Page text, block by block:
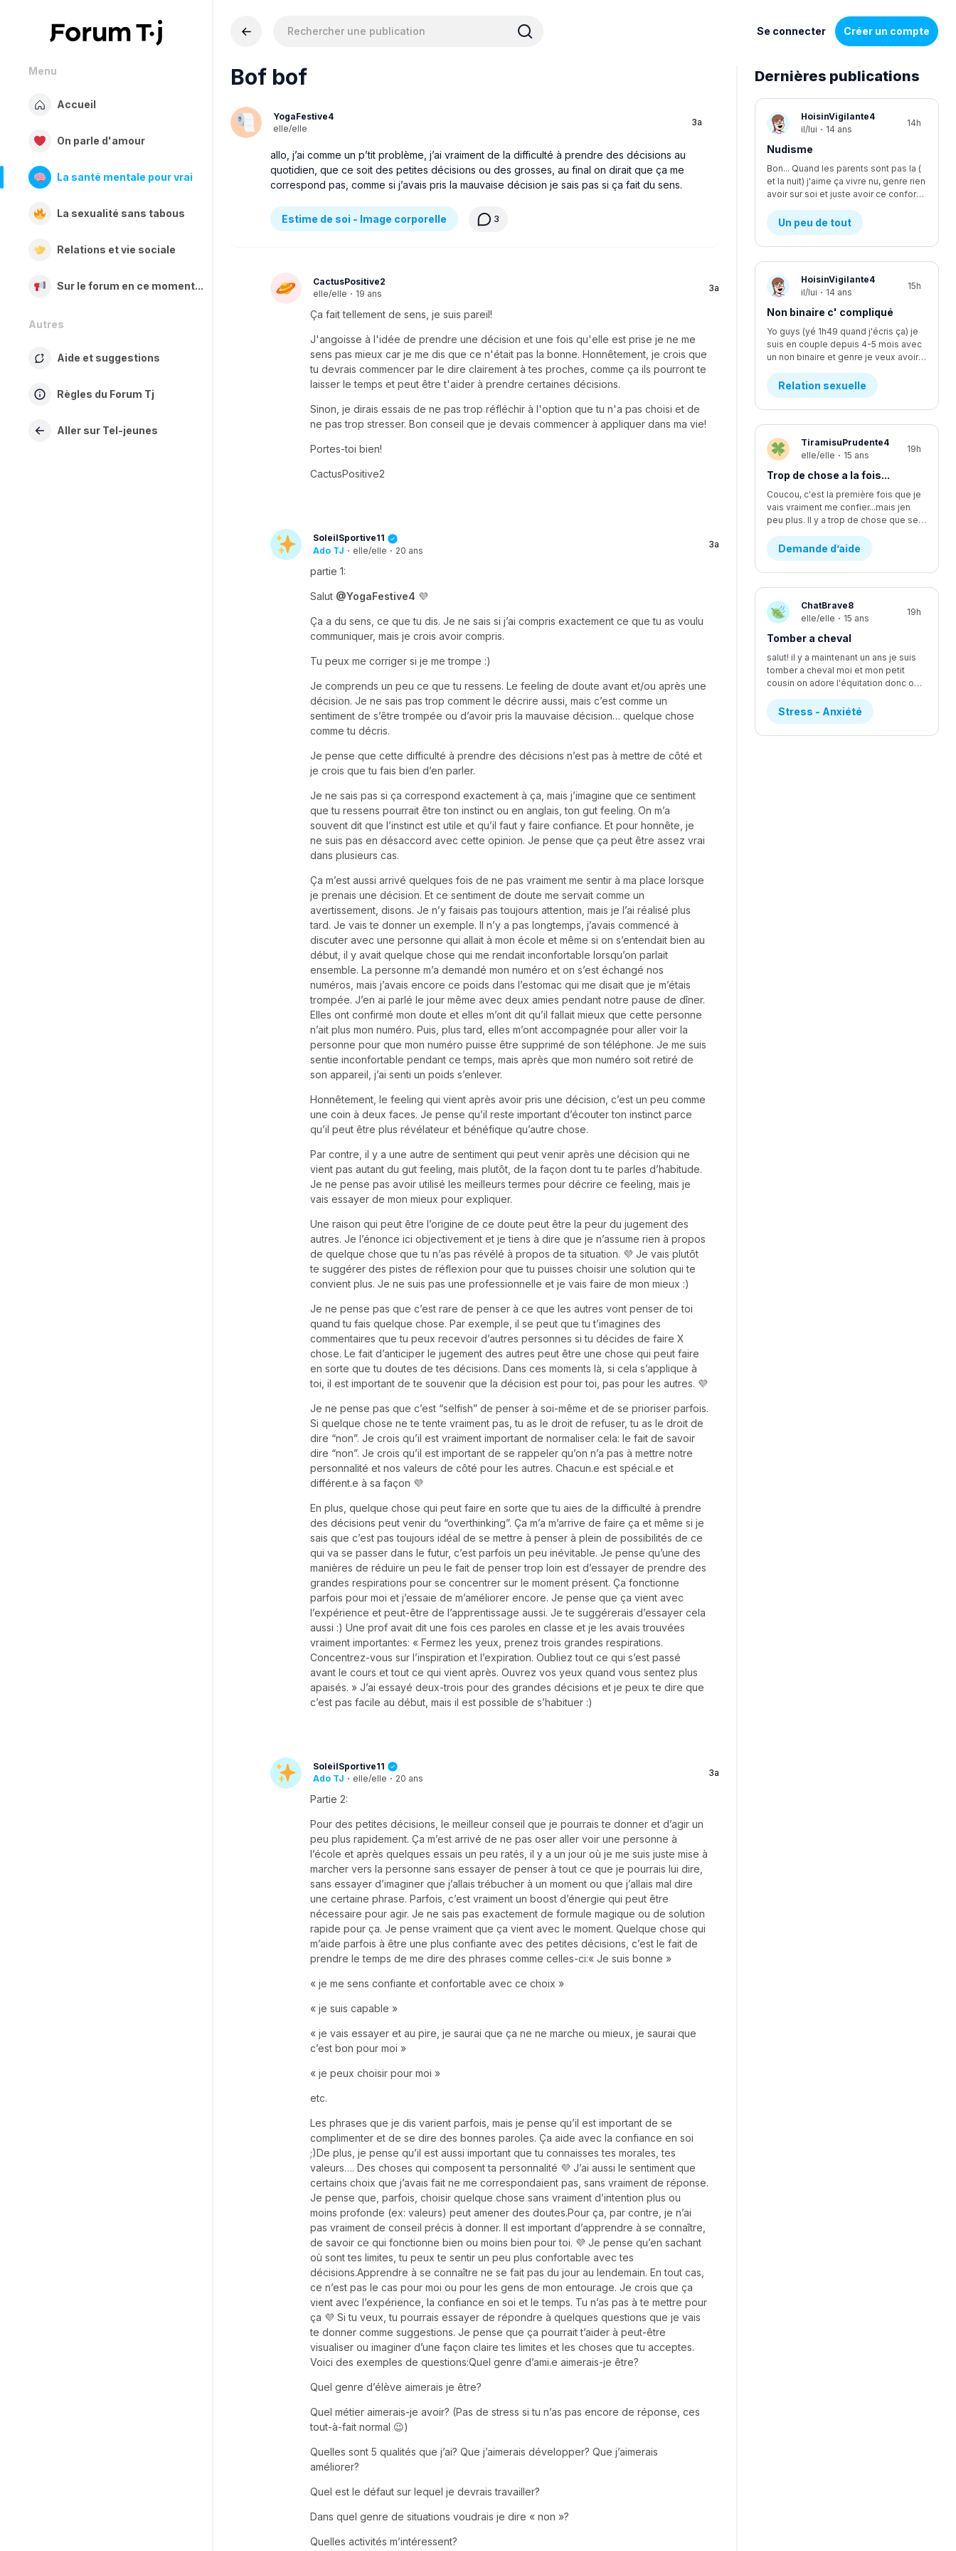
Se connecter Créer un compte
Menu
Accueil
On parle d'amour
La santé mentale pour vrai
La sexualité sans tabous
Relations et vie sociale
Sur le forum en ce moment...
Autres
Aide et suggestions
Règles du Forum Tj
Aller sur Tel-jeunes
Bof bof
YogaFestive4
elle/elle
3a
allo, j’ai comme un p’tit problème, j’ai vraiment de la difficulté à prendre des décisions au
quotidien, que ce soit des petites décisions ou des grosses, au final on dirait que ça me
correspond pas, comme si j’avais pris la mauvaise décision je sais pas si ça fait du sens.
Estime de soi - Image corporelle 3
CactusPositive2
elle/elle · 19 ans
3a
Ça fait tellement de sens, je suis pareil!
J'angoisse à l'idée de prendre une décision et une fois qu'elle est prise je ne me
sens pas mieux car je me dis que ce n'était pas la bonne. Honnêtement, je crois que
tu devrais commencer par le dire clairement à tes proches, comme ça ils pourront te
laisser le temps et peut être t'aider à prendre certaines décisions.
Sinon, je dirais essais de ne pas trop réfléchir à l'option que tu n'a pas choisi et de
ne pas trop stresser. Bon conseil que je devais commencer à appliquer dans ma vie!
Portes-toi bien!
CactusPositive2
SoleilSportive11
Ado TJ · elle/elle · 20 ans
3a
partie 1:
Salut @YogaFestive4 💜
Ça a du sens, ce que tu dis. Je ne sais si j’ai compris exactement ce que tu as voulu
communiquer, mais je crois avoir compris.
Tu peux me corriger si je me trompe :)
Je comprends un peu ce que tu ressens. Le feeling de doute avant et/ou après une
décision. Je ne sais pas trop comment le décrire aussi, mais c’est comme un
sentiment de s’être trompée ou d’avoir pris la mauvaise décision… quelque chose
comme tu décris.
Je pense que cette difficulté à prendre des décisions n’est pas à mettre de côté et
je crois que tu fais bien d’en parler.
Je ne sais pas si ça correspond exactement à ça, mais j’imagine que ce sentiment
que tu ressens pourrait être ton instinct ou en anglais, ton gut feeling. On m’a
souvent dit que l’instinct est utile et qu’il faut y faire confiance. Et pour honnête, je
ne suis pas en désaccord avec cette opinion. Je pense que ça peut être assez vrai
dans plusieurs cas.
Ça m’est aussi arrivé quelques fois de ne pas vraiment me sentir à ma place lorsque
je prenais une décision. Et ce sentiment de doute me servait comme un
avertissement, disons. Je n’y faisais pas toujours attention, mais je l’ai réalisé plus
tard. Je vais te donner un exemple. Il n’y a pas longtemps, j’avais commencé à
discuter avec une personne qui allait à mon école et même si on s’entendait bien au
début, il y avait quelque chose qui me rendait inconfortable lorsqu’on parlait
ensemble. La personne m’a demandé mon numéro et on s’est échangé nos
numéros, mais j’avais encore ce poids dans l’estomac qui me disait que je m’étais
trompée. J’en ai parlé le jour même avec deux amies pendant notre pause de dîner.
Elles ont confirmé mon doute et elles m’ont dit qu’il fallait mieux que cette personne
n’ait plus mon numéro. Puis, plus tard, elles m’ont accompagnée pour aller voir la
personne pour que mon numéro puisse être supprimé de son téléphone. Je me suis
sentie inconfortable pendant ce temps, mais après que mon numéro soit retiré de
son appareil, j’ai senti un poids s’enlever.
Honnêtement, le feeling qui vient après avoir pris une décision, c’est un peu comme
une coin à deux faces. Je pense qu’il reste important d’écouter ton instinct parce
qu’il peut être plus révélateur et bénéfique qu’autre chose.
Par contre, il y a une autre de sentiment qui peut venir après une décision qui ne
vient pas autant du gut feeling, mais plutôt, de la façon dont tu te parles d’habitude.
Je ne pense pas avoir utilisé les meilleurs termes pour décrire ce feeling, mais je
vais essayer de mon mieux pour expliquer.
Une raison qui peut être l’origine de ce doute peut être la peur du jugement des
autres. Je l’énonce ici objectivement et je tiens à dire que je n’assume rien à propos
de quelque chose que tu n’as pas révélé à propos de ta situation. 💜 Je vais plutôt
te suggérer des pistes de réflexion pour que tu puisses choisir une solution qui te
convient plus. Je ne suis pas une professionnelle et je vais faire de mon mieux :)
Je ne pense pas que c’est rare de penser à ce que les autres vont penser de toi
quand tu fais quelque chose. Par exemple, il se peut que tu t’imagines des
commentaires que tu peux recevoir d’autres personnes si tu décides de faire X
chose. Le fait d’anticiper le jugement des autres peut être une chose qui peut faire
en sorte que tu doutes de tes décisions. Dans ces moments là, si cela s’applique à
toi, il est important de te souvenir que la décision est pour toi, pas pour les autres. 💜
Je ne pense pas que c’est “selfish” de penser à soi-même et de se prioriser parfois.
Si quelque chose ne te tente vraiment pas, tu as le droit de refuser, tu as le droit de
dire “non”. Je crois qu’il est vraiment important de normaliser cela: le fait de savoir
dire “non”. Je crois qu’il est important de se rappeler qu’on n’a pas à mettre notre
personnalité et nos valeurs de côté pour les autres. Chacun.e est spécial.e et
différent.e à sa façon 💜
En plus, quelque chose qui peut faire en sorte que tu aies de la difficulté à prendre
des décisions peut venir du “overthinking”. Ça m’a m’arrive de faire ça et même si je
sais que c’est pas toujours idéal de se mettre à penser à plein de possibilités de ce
qui va se passer dans le futur, c’est parfois un peu inévitable. Je pense qu’une des
manières de réduire un peu le fait de penser trop loin est d’essayer de prendre des
grandes respirations pour se concentrer sur le moment présent. Ça fonctionne
parfois pour moi et j’essaie de m’améliorer encore. Je pense que ça vient avec
l’expérience et peut-être de l’apprentissage aussi. Je te suggérerais d’essayer cela
aussi :) Une prof avait dit une fois ces paroles en classe et je les avais trouvées
vraiment importantes: « Fermez les yeux, prenez trois grandes respirations.
Concentrez-vous sur l’inspiration et l’expiration. Oubliez tout ce qui s’est passé
avant le cours et tout ce qui vient après. Ouvrez vos yeux quand vous sentez plus
apaisés. » J’ai essayé deux-trois pour des grandes décisions et je peux te dire que
c’est pas facile au début, mais il est possible de s’habituer :)
SoleilSportive11
Ado TJ · elle/elle · 20 ans
3a
Partie 2:
Pour des petites décisions, le meilleur conseil que je pourrais te donner et d’agir un
peu plus rapidement. Ça m’est arrivé de ne pas oser aller voir une personne à
l’école et après quelques essais un peu ratés, il y a un jour où je me suis juste mise à
marcher vers la personne sans essayer de penser à tout ce que je pourrais lui dire,
sans essayer d’imaginer que j’allais trébucher à un moment ou que j’allais mal dire
une certaine phrase. Parfois, c’est vraiment un boost d’énergie qui peut être
nécessaire pour agir. Je ne sais pas exactement de formule magique ou de solution
rapide pour ça. Je pense vraiment que ça vient avec le moment. Quelque chose qui
m’aide parfois à être une plus confiante avec des petites décisions, c’est le fait de
prendre le temps de me dire des phrases comme celles-ci:« Je suis bonne »
« je me sens confiante et confortable avec ce choix »
« je suis capable »
« je vais essayer et au pire, je saurai que ça ne ne marche ou mieux, je saurai que
c’est bon pour moi »
« je peux choisir pour moi »
etc.
Les phrases que je dis varient parfois, mais je pense qu’il est important de se
complimenter et de se dire des bonnes paroles. Ça aide avec la confiance en soi
;)De plus, je pense qu’il est aussi important que tu connaisses tes morales, tes
valeurs…. Des choses qui composent ta personnalité 💜 J’ai aussi le sentiment que
certains choix que j’avais fait ne me correspondaient pas, sans vraiment de réponse.
Je pense que, parfois, choisir quelque chose sans vraiment d’intention plus ou
moins profonde (ex: valeurs) peut amener des doutes.Pour ça, par contre, je n’ai
pas vraiment de conseil précis à donner. Il est important d’apprendre à se connaître,
de savoir ce qui fonctionne bien ou moins bien pour toi. 💜 Je pense qu’en sachant
où sont tes limites, tu peux te sentir un peu plus confortable avec tes
décisions.Apprendre à se connaître ne se fait pas du jour au lendemain. En tout cas,
ce n’est pas le cas pour moi ou pour les gens de mon entourage. Je crois que ça
vient avec l’expérience, la confiance en soi et le temps. Tu n’as pas à te mettre pour
ça 💜 Si tu veux, tu pourrais essayer de répondre à quelques questions que je vais
te donner comme suggestions. Je pense que ça pourrait t’aider à peut-être
visualiser ou imaginer d’une façon claire tes limites et les choses que tu acceptes.
Voici des exemples de questions:Quel genre d’ami.e aimerais-je être?
Quel genre d’élève aimerais je être?
Quel métier aimerais-je avoir? (Pas de stress si tu n’as pas encore de réponse, ces
tout-à-fait normal 😉)
Quelles sont 5 qualités que j’ai? Que j’aimerais développer? Que j’aimerais
améliorer?
Quel est le défaut sur lequel je devrais travailler?
Dans quel genre de situations voudrais je dire « non »?
Quelles activités m’intéressent?
Dernières publications
Liste
de
discussions
HoisinVigilante4
il/lui · 14 ans
14h
Nudisme
Bon... Quand les parents sont pas la (
et la nuit) j'aime ça vivre nu, genre rien
avoir sur soi et juste avoir ce confort, je suis le seul à être nudiste... Et je fais kwa pour les voisins?
Un peu de tout
HoisinVigilante4
il/lui · 14 ans
15h
Non binaire c' compliqué
Yo guys (yé 1h49 quand j'écris ça) je
suis en couple depuis 4-5 mois avec
un non binaire et genre je veux avoir des relations avec iel mais iel est pas sur d'être prêt, ça fait quelques temps qu'y commence à vouloir faire plus... L'affaire c que je me sens comme si je l'écoutais pas assez mais finalement je suis trop à l'écoute. Moi ça fait longtemps que je veux faire ma première fois avec iel, j'y est déjà pris les seins mais mtn iel veux plus, rendu la jsp kwa faire... J'y dit quoi pour lui demander pk iel veux plus me laisser les toucher?
Relation sexuelle
TiramisuPrudente4
elle/elle · 15 ans
19h
Trop de chose a la fois...
Coucou, c'est la première fois que je
vais vraiment me confier...mais jen
peu plus. Il y a trop de chose que se passe en même temps...en se moment, je suis en procès contre un pédophile... j'étais supposer aller lire une lettre devant la cour il y a deux semaines environ, mais ça été reporter au dans deux mois. Encore. Ça fsit 2 ans que c'est reporter chaque fois. Moi jetais enfin prête a passer par dessus...mais c'est encore loin d'être fini et ça va juste me stresser encore plus. J'ai aussi été victims d'un viol d'un ami proche. Ça aussi sa failli partir en procès et c'était stressant parce que j'avais plein dappel par rapport a sa de pleins de personnes. Ma mère m'explicais pas bien les nouvelles par rapport a sa, se qui me faisait croire pleins d'affaires qui était fausse. Sinon, je change d'école cette année, pour mon secondaire 4. Je vais dans une école ou je ne suis pas vraiment apprecier, sans trop savoir pourquoi...je vais perdre tout mes amis et de sec 1 à sec 3 sa été les seuls années dans une seule école de tout ma vie. Lintidimation reviens de plus en plus...J'ai l'impression de redevenir comme avant...celle qui ce noyait dans le négatif a toute situation. J'ai vraiment changer aujourd'hui, sauf que j'ai trop l'impression de redevenir celle que j'étais...J'ai recommencer a me scarifier, alors que sa fais au moins des mois et des mois que je ne lavais pas fait....je ne sais plus du tout quoi faire...merci de m'avoir lu, c'est très apprecier 🤍
Demande d’aide
ChatBrave8
elle/elle · 15 ans
19h
Tomber a cheval
salut! il y a maintenant un ans je suis
tomber a cheval moi et mon petit
cousin on adore l'équitation donc on a fait un quand de jour d'équitation et c'était vraiment le fun j'avait un cheval que je m'étai vraiment beaucoup attacher mais se cheval avien comme réputation de faire tomber les personne mais je l'avait déjà monte lundi et tout ce bien passer et j'ai réussi a pas tomber lundi que mon cheval ( jessie) a essaie de le faire et je réussi a le contrôler donc j'ai demander a la prof si je pouvais la monter et elle a accepter mais le mercredi de la semaine je tomber depuis que je suis toute petite J'ADORAIS LES CHEVEUX mais quand je suis tomber je n'arrivait plus a respire pendent au moins une bonne grosse minute j'ai eu un étirement du loberais dans le dos ou un truc comme ca au début je n'arrivais vraiment pas a me lever les monitrice mon dit de me mettre sur le coter et de prendre le temps pour me relever j'ai eu un rendez-vous chez le chiro et elle ma dit que je pouvez pas remonter avent 2 jour si sa me faisait plus mal mais je ne suis pas remonter mais je voulais voir si Jessie était correct donc je suis aller mais je n'ai pas monter Mais la sa fais un ans et je sais pas il a une parti de moi qui veut vraiment remonter mais l'autre a vraiment peur et sa me STRESS ENORMEMENT donc si vous avais de conseille je suis preneusedesoler pour le faute d'ortoragphe et ja pas tout dit le detaille mais les plus importent
Stress - Anxiété